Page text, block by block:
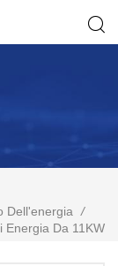
Dell'energia /
Energia Da 11KW